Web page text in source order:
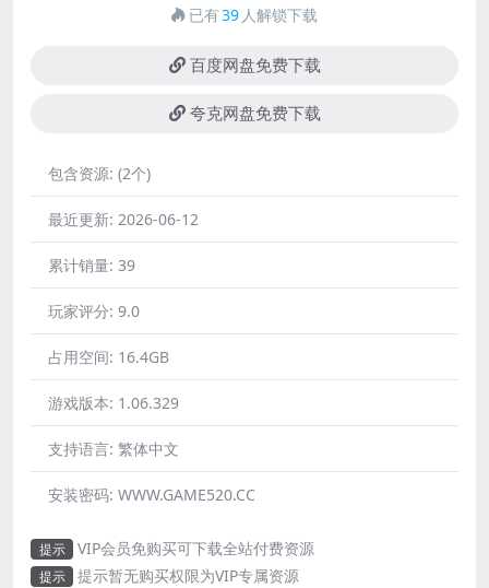
已有39 人解锁下载
百度网盘免费下载
夸克网盘免费下载
包含资源: (2个)
最近更新: 2026-06-12
累计销量: 39
玩家评分: 9.0
占用空间: 16.4GB
游戏版本: 1.06.329
支持语言: 繁体中文
安装密码: WWW.GAME520.CC
提示 VIP会员免购买可下载全站付费资源
提示
提示暂无购买权限为VIP专属资源